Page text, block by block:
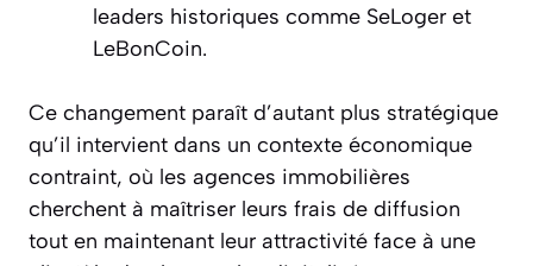
leaders historiques comme SeLoger et
LeBonCoin.
Ce changement paraît d’autant plus stratégique
qu’il intervient dans un contexte économique
contraint, où les agences immobilières
cherchent à maîtriser leurs frais de diffusion
tout en maintenant leur attractivité face à une